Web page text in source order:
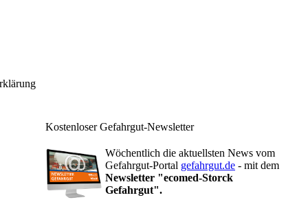
Kostenloser Gefahrgut-Newsletter
Wöchentlich die aktuellsten News vom
Gefahrgut-Portal gefahrgut.de - mit dem
Newsletter "ecomed-Storck
Gefahrgut".